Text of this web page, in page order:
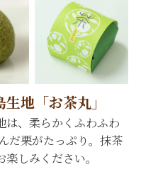
地「お茶丸」
は、柔らかくふわふわ
だ栗がたっぷり。抹茶
しみください。